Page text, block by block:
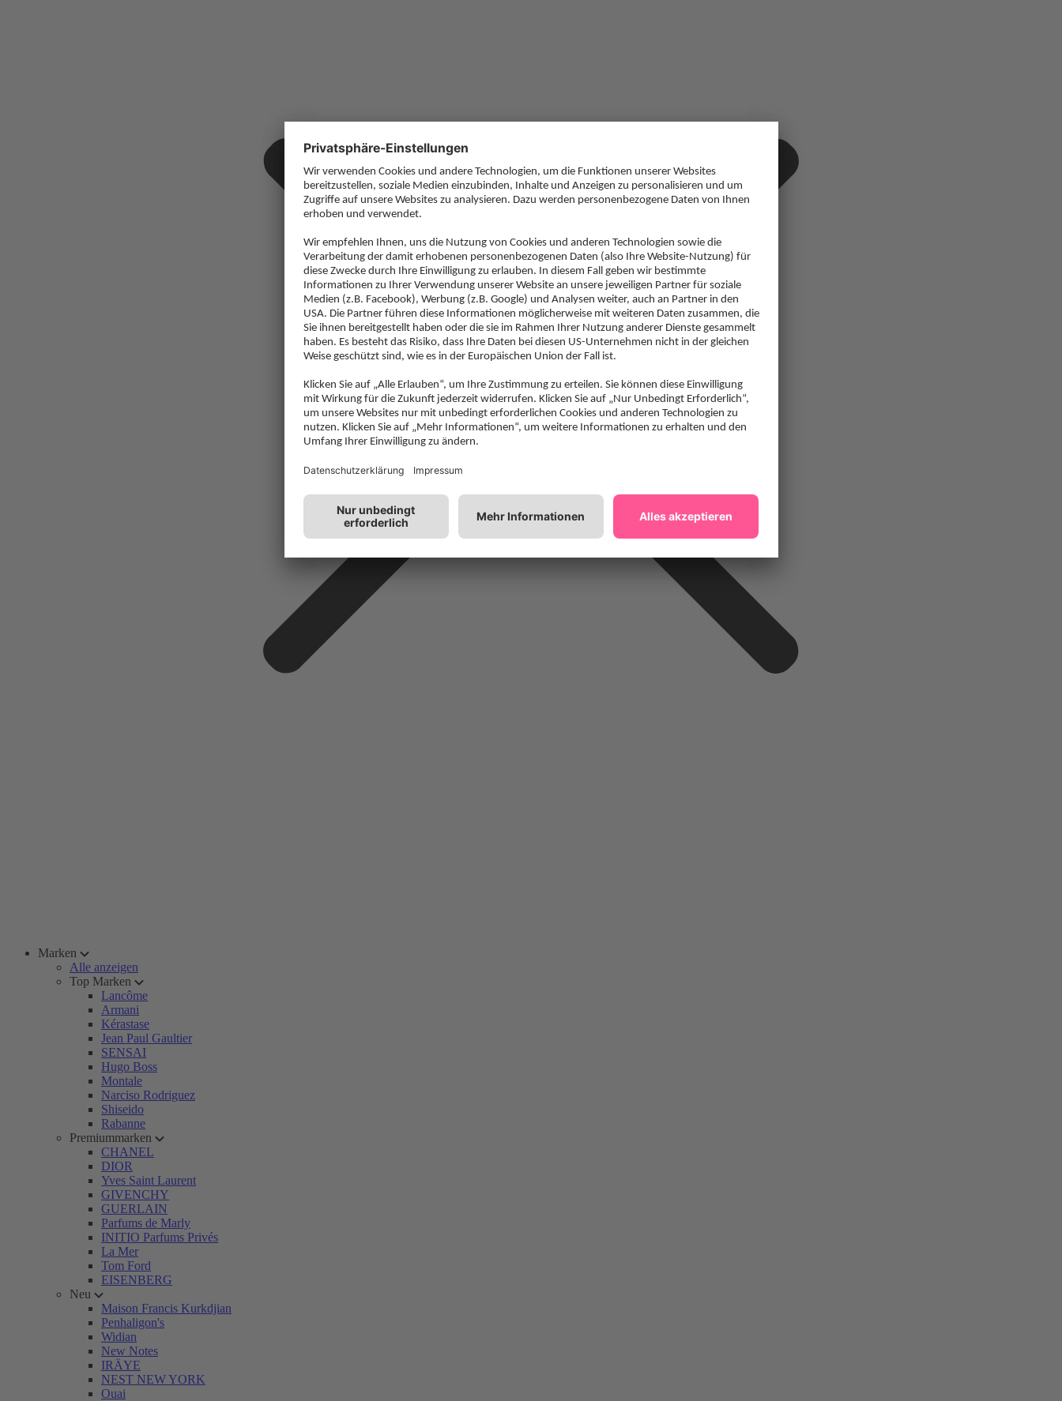
Marken
Alle anzeigen
Top Marken
Lancôme
Armani
Kérastase
Jean Paul Gaultier
SENSAI
Hugo Boss
Montale
Narciso Rodriguez
Shiseido
Rabanne
Premiummarken
CHANEL
DIOR
Yves Saint Laurent
GIVENCHY
GUERLAIN
Parfums de Marly
INITIO Parfums Privés
La Mer
Tom Ford
EISENBERG
Neu
Maison Francis Kurkdjian
Penhaligon's
Widian
New Notes
IRÄYE
NEST NEW YORK
Ouai